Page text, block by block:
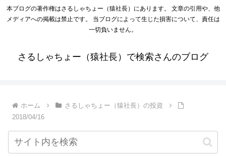
本ブログの著作権はさるしゃちょー（猿社長）にあります。 文章の引用や、他
メディアへの掲載は禁止です。 当ブログによって生じた損害について、責任は
一切負いません。
さるしゃちょー（猿社長）で検索さんのブログ
ホーム
さるしゃちょー（猿社長）の投資
2018/04/16